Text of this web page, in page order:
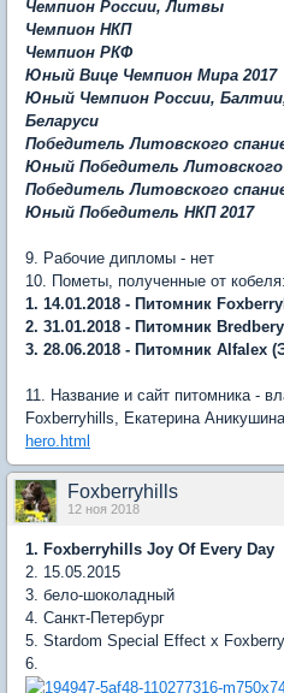
Чемпион России, Литвы
Чемпион НКП
Чемпион РКФ
Юный Вице Чемпион Мира 2017
Юный Чемпион России,
Беларуси
Победитель Литовского
Юный Победитель Литовского
Победитель Литовского
Юный Победитель НКП 2017
9. Рабочие дипломы - нет
10. Пометы, полученные от кобеля:
1. 14.01.2018 - Питомник
2. 31.01.2018 - Питомник
3. 28.06.2018 - Питомник Alfalex
11. Название и сайт питомника -
Foxberryhills, Екатерина
hero.html
Foxberryhills
12 ноя 2018
1. Foxberryhills Joy Of Every Day
2. 15.05.2015
3. бело-шоколадный
4. Санкт-Петербург
5. Stardom Special Effect x
6.